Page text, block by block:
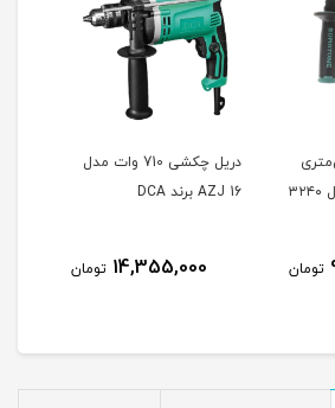
میلی‌متری
تومان
دریل چکشی 710 وات مدل
AZJ 16 برند DCA
14,355,000 تومان